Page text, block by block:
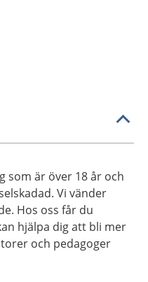
som är över 18 år och
Vi vänder
Hos oss får du
hjälpa dig att bli mer
och pedagoger